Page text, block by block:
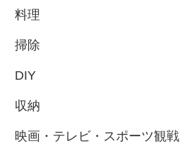
料理
掃除
DIY
収納
映画・テレビ・スポーツ観戦